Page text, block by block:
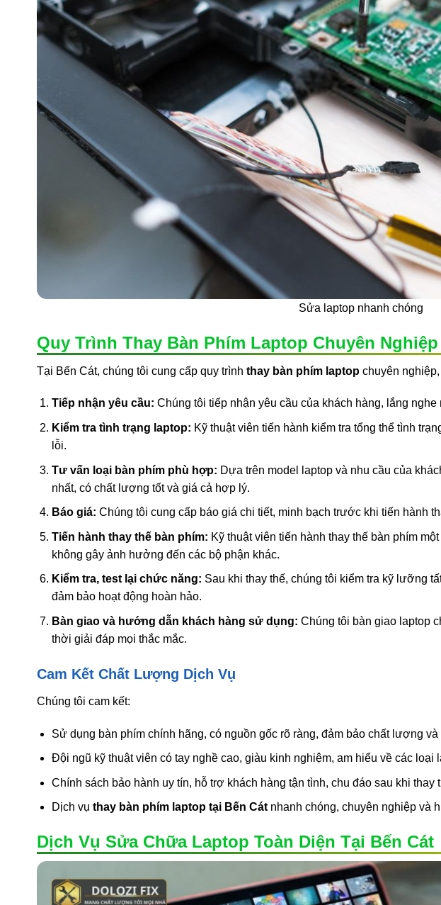
Sửa laptop nhanh chóng
Quy Trình Thay Bàn Phím Laptop Chuyên
Tại Bến Cát, chúng tôi cung cấp quy trình thay bàn phím laptop chuyên
Tiếp nhận yêu cầu: Chúng tôi tiếp nhận yêu cầu của khách hàng, lắng nghe
Kiểm tra tình trạng laptop: Kỹ thuật viên tiến hành kiểm tra tổng thể tình
lỗi.
Tư vấn loại bàn phím phù hợp: Dựa trên model laptop và nhu cầu của
nhất, có chất lượng tốt và giá cả hợp lý.
Báo giá: Chúng tôi cung cấp báo giá chi tiết, minh bạch trước khi tiến hành
Tiến hành thay thế bàn phím: Kỹ thuật viên tiến hành thay thế bàn phím
không gây ảnh hưởng đến các bộ phận khác.
Kiểm tra, test lại chức năng: Sau khi thay thế, chúng tôi kiểm tra kỹ lưỡng
đảm bảo hoạt động hoàn hảo.
Bàn giao và hướng dẫn khách hàng sử dụng: Chúng tôi bàn giao laptop
thời giải đáp mọi thắc mắc.
Cam Kết Chất Lượng Dịch Vụ
Chúng tôi cam kết:
Sử dụng bàn phím chính hãng, có nguồn gốc rõ ràng, đảm bảo chất lượng và
Đội ngũ kỹ thuật viên có tay nghề cao, giàu kinh nghiệm, am hiểu về các loại
Chính sách bảo hành uy tín, hỗ trợ khách hàng tận tình, chu đáo sau khi thay
Dịch vụ thay bàn phím laptop tại Bến Cátnhanh chóng, chuyên nghiệp và
Dịch Vụ Sửa Chữa Laptop Toàn Diện Tại Bến Cát